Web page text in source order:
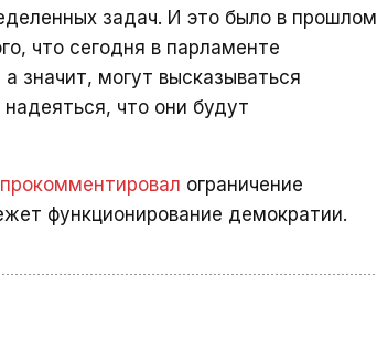
задач. И это было в прошлом
что сегодня в парламенте
значит, могут высказываться
что они будут
прокомментировал ограничение
функционирование демократии.